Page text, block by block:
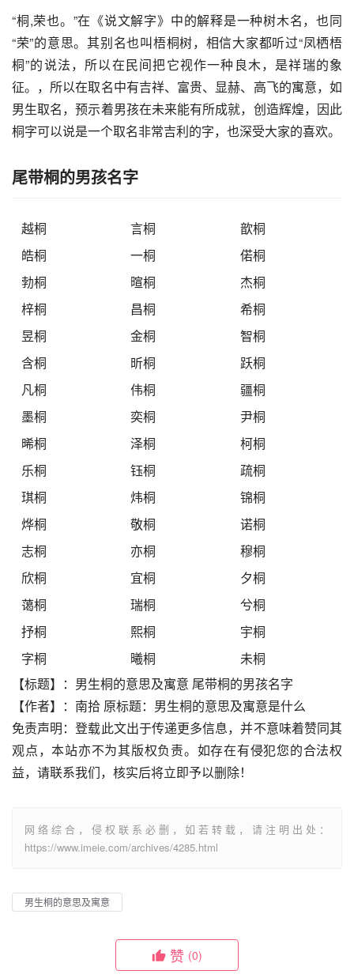
“桐,荣也。”在《说文解字》中的解释是一种树木名，也同
“荣”的意思。其别名也叫梧桐树，相信大家都听过“凤栖梧
桐”的说法，所以在民间把它视作一种良木，是祥瑞的象
征。，所以在取名中有吉祥、富贵、显赫、高飞的寓意，如
男生取名，预示着男孩在未来能有所成就，创造辉煌，因此
桐字可以说是一个取名非常吉利的字，也深受大家的喜欢。
尾带桐的男孩名字
越桐 言桐
歆桐
皓桐
一桐
偌桐
勃桐
暄桐
杰桐
梓桐
昌桐
希桐
昱桐
金桐
智桐
含桐
昕桐
跃桐
凡桐
伟桐
疆桐
墨桐
奕桐
尹桐
晞桐
泽桐
柯桐
乐桐
钰桐
疏桐
琪桐
炜桐
锦桐
烨桐
敬桐
诺桐
志桐
亦桐
穆桐
欣桐
宜桐
夕桐
蔼桐
瑞桐
兮桐
抒桐
熙桐
宇桐
字桐
曦桐
未桐
【标题】：男生桐的意思及寓意 尾带桐的男孩名字
【作者】：南拾 原标题：男生桐的意思及寓意是什么
免责声明：登载此文出于传递更多信息，并不意味着赞同其
观点，本站亦不为其版权负责。如存在有侵犯您的合法权
益，请联系我们，核实后将立即予以删除！
网络综合，侵权联系必删，如若转载，请注明出处：
https://www.imeie.com/archives/4285.html
男生桐的意思及寓意
赞 (0)